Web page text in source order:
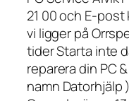
21 00 och E-
vi ligger på
tider Starta inte
reparera din PC
namn Datorhjälp